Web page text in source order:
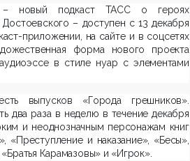
новый подкаст ТАСС о героях
– доступен с 13 декабря
приложении, на сайте и в соцсетях
форма нового проекта
в стиле нуар с элементами
выпусков «Города грешников».
два раза в неделю в течение декабря
и неоднозначным персонажам книг
«Преступление и наказание», «Бесы»,
Карамазовы» и «Игрок».